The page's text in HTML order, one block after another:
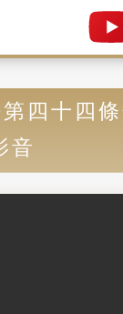
四十四
音